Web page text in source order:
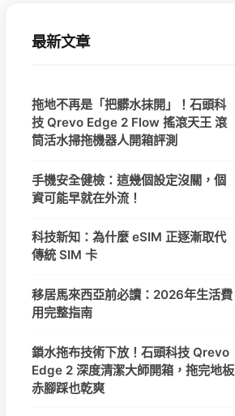
最新文章
拖地不再是「把髒水抹開」！石頭科
技 Qrevo Edge 2 Flow 搖滾天王 滾
筒活水掃拖機器人開箱評測
手機安全健檢：這幾個設定沒關，個
資可能早就在外流！
科技新知：為什麼 eSIM 正逐漸取代
傳統 SIM 卡
移居馬來西亞前必讀：2026年生活費
用完整指南
鎖水拖布技術下放！石頭科技 Qrevo
Edge 2 深度清潔大師開箱，拖完地板
赤腳踩也乾爽